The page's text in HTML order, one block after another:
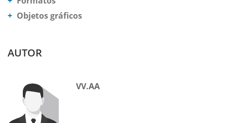
Objetos gráficos
AUTOR
VV.AA